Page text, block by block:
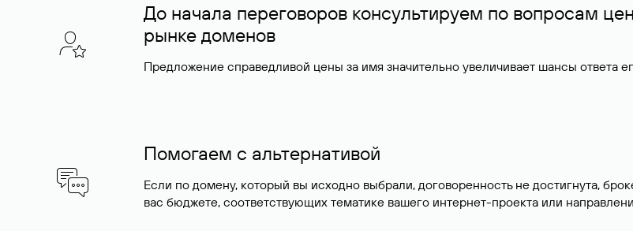
До начала переговоров консультируем по вопросам
рынке доменов
Предложение справедливой цены за имя значительно увеличивает шансы ответа
Помогаем с альтернативой
Если по домену, который вы исходно выбрали, договоренность не достигнута,
вас бюджете, соответствующих тематике вашего интернет-проекта или